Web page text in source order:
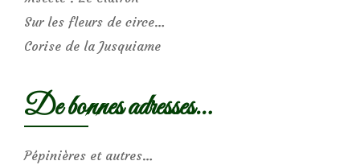
Sur les fleurs de circe…
Corise de la Jusquiame
De bonnes adresses…
Pépinières et autres…